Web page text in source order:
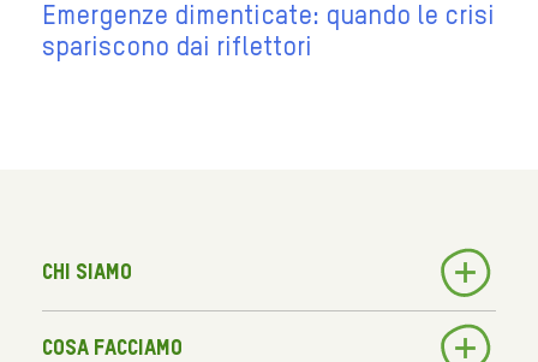
Emergenze dimenticate: quando le crisi
spariscono dai riflettori
Chi siamo
Cosa facciamo